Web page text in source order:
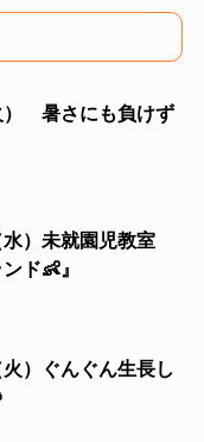
） 暑さにも負けず
水）未就園児教室
ド👶』
）ぐんぐん生長し